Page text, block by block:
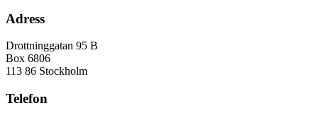
Adress
Drottninggatan 95 B
Box 6806
113 86 Stockholm
Telefon